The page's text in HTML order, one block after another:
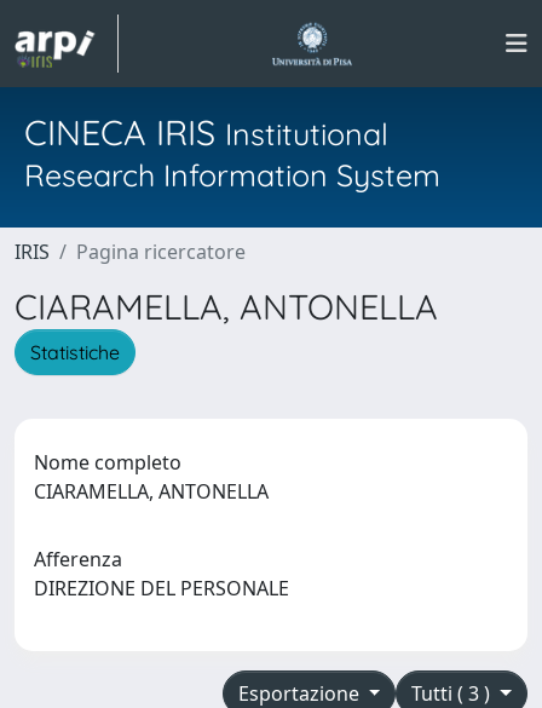
CINECA IRIS Institutional
Research Information System
IRIS Pagina ricercatore
CIARAMELLA, ANTONELLA
Statistiche
Nome completo
CIARAMELLA, ANTONELLA
Afferenza
DIREZIONE DEL PERSONALE
Tutti ( 3 )
Esportazione